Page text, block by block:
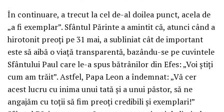
În continuare, a trecut la cel de-al doilea punct, acela de
„a fi exemplar”. Sfântul Părinte a amintit că, atunci când a
hirotonit preoți pe 31 mai, a subliniat cât de important
este să aibă o viață transparentă, bazându-se pe cuvintele
Sfântului Paul care le-a spus bătrânilor din Efes: „Voi știți
cum am trăit”. Astfel, Papa Leon a îndemnat: „Vă cer
acest lucru cu inima unui tată și a unui păstor, să ne
angajăm cu toții să fim preoți credibili și exemplari!”